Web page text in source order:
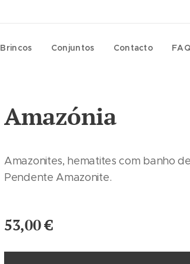
Brincos Conjuntos Contacto FAQ
Amazónia
Amazonites, hematites com banho
Pendente Amazonite.
53,00€